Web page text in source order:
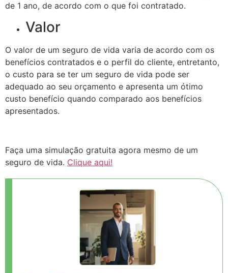
de 1 ano, de acordo com o que foi contratado.
Valor
O valor de um seguro de vida varia de acordo com os
benefícios contratados e o perfil do cliente, entretanto,
o custo para se ter um seguro de vida pode ser
adequado ao seu orçamento e apresenta um ótimo
custo benefício quando comparado aos benefícios
apresentados.
Faça uma simulação gratuita agora mesmo de um
seguro de vida. Clique aqui!